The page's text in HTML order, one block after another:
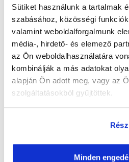
Sütiket használunk a tartalmak
szabásához, közösségi
valamint weboldalforgalmunk
média-, hirdető- és elemező
az Ön weboldalhasználatára
kombinálják a más adatokat
alapján Ön adott meg, vagy az
szolgáltatásokból gyűjtöttek.
Minden
Időtartam:8 hónap
Indulás időpontja:2026-
Képzés ára:219 000 Ft
egyösszegű befizetés
Vizsgadíj:80 000 Ft
Vizsgadíj várható összege